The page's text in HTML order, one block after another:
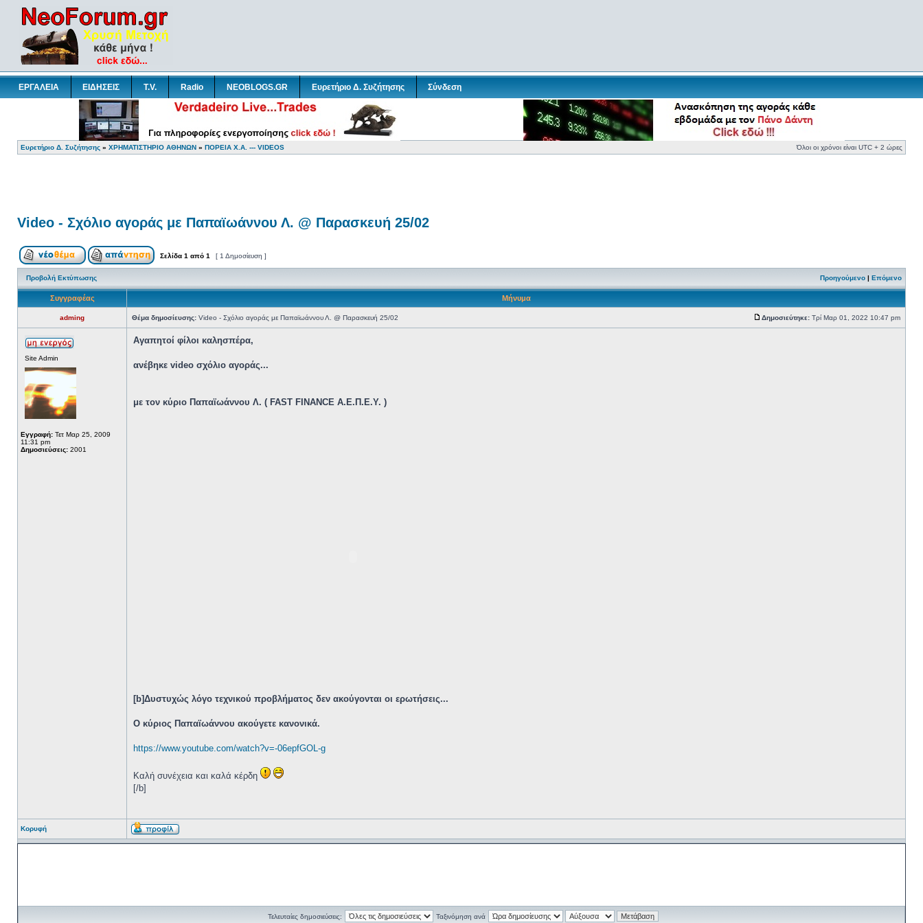
ΕΡΓΑΛΕΙΑ ΕΙΔΗΣΕΙΣ T.V. Radio NEOBLOGS.GR Ευρετήριο Δ. Συζήτησης Σύνδεση
Ευρετήριο Δ. Συζήτησης » ΧΡΗΜΑΤΙΣΤΗΡΙΟ ΑΘΗΝΩΝ » ΠΟΡΕΙΑ Χ.Α. --- VIDEOS Όλοι οι χρόνοι είναι UTC + 2 ώρες
Video - Σχόλιο αγοράς με Παπαϊωάννου Λ. @ Παρασκευή 25/02
Σελίδα 1 από 1 [ 1 Δημοσίευση ]
Προβολή Εκτύπωσης Προηγούμενο | Επόμενο
Συγγραφέας Μήνυμα
adming Θέμα δημοσίευσης: Video - Σχόλιο αγοράς με Παπαϊωάννου Λ. @ Παρασκευή 25/02 Δημοσιεύτηκε: Τρί Μαρ 01, 2022 10:47 pm
Site Admin
Εγγραφή: Τετ Μαρ 25, 2009
11:31 pm
Δημοσιεύσεις: 2001
Αγαπητοί φίλοι καλησπέρα,
ανέβηκε video σχόλιο αγοράς...
με τον κύριο Παπαϊωάννου Λ. ( FAST FINANCE Α.Ε.Π.Ε.Υ. )
[b]Δυστυχώς λόγο τεχνικού προβλήματος δεν ακούγονται οι ερωτήσεις...
Ο κύριος Παπαϊωάννου ακούγετε κανονικά.
https://www.youtube.com/watch?v=-06epfGOL-g
Καλή συνέχεια και καλά κέρδη
[/b]
Κορυφή
Τελευταίες δημοσιεύσεις: Ταξινόμηση ανά